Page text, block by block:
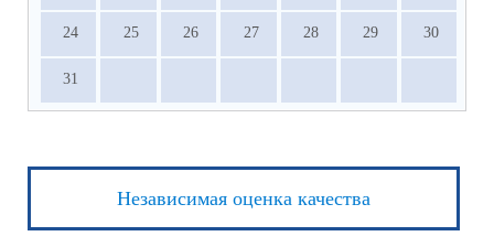
24 25 26 27 28 29 30
31
Независимая оценка качества